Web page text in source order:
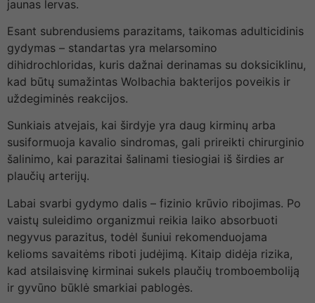
jaunas lervas.
Esant subrendusiems parazitams, taikomas adulticidinis
gydymas – standartas yra melarsomino
dihidrochloridas, kuris dažnai derinamas su doksiciklinu,
kad būtų sumažintas Wolbachia bakterijos poveikis ir
uždegiminės reakcijos.
Sunkiais atvejais, kai širdyje yra daug kirminų arba
susiformuoja kavalio sindromas, gali prireikti chirurginio
šalinimo, kai parazitai šalinami tiesiogiai iš širdies ar
plaučių arterijų.
Labai svarbi gydymo dalis – fizinio krūvio ribojimas. Po
vaistų suleidimo organizmui reikia laiko absorbuoti
negyvus parazitus, todėl šuniui rekomenduojama
kelioms savaitėms riboti judėjimą. Kitaip didėja rizika,
kad atsilaisvinę kirminai sukels plaučių tromboemboliją
ir gyvūno būklė smarkiai pablogės.